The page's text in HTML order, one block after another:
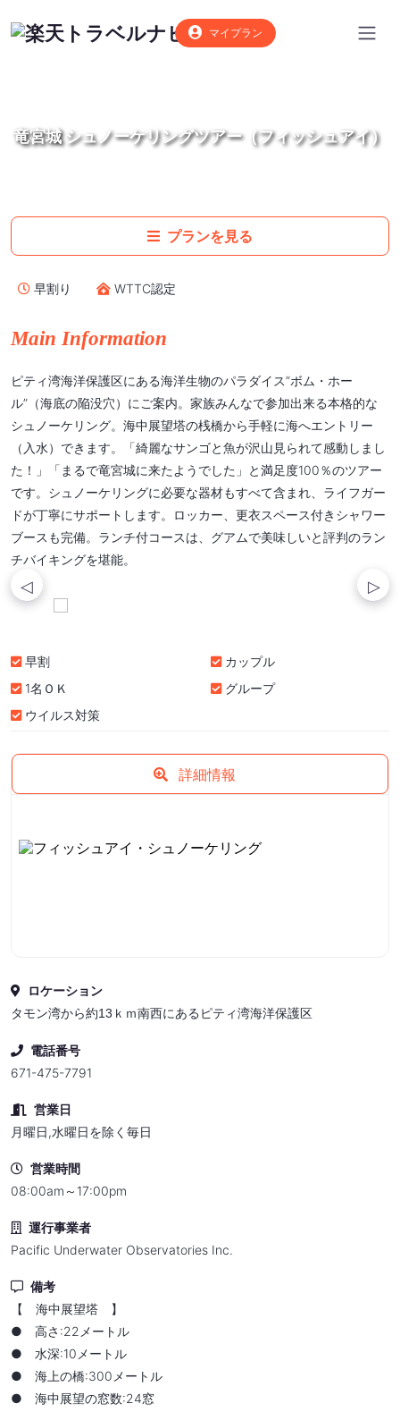
マイプラン
竜宮城 シュノーケリングツアー（フィッシュアイ）
プランを見る
早割り WTTC認定
Main Information
ピティ湾海洋保護区にある海洋生物のパラダイス”ボム・ホー
ル”（海底の陥没穴）にご案内。家族みんなで参加出来る本格的な
シュノーケリング。海中展望塔の桟橋から手軽に海へエントリー
（入水）できます。「綺麗なサンゴと魚が沢山見られて感動しまし
た！」「まるで竜宮城に来たようでした」と満足度100％のツアー
です。シュノーケリングに必要な器材もすべて含まれ、ライフガー
ドが丁寧にサポートします。ロッカー、更衣スペース付きシャワー
ブースも完備。ランチ付コースは、グアムで美味しいと評判のラン
チバイキングを堪能。
早割
カップル
1名ＯＫ
グループ
ウイルス対策
詳細情報
ロケーション
タモン湾から約13ｋｍ南西にあるピティ湾海洋保護区
電話番号
671-475-7791
営業日
月曜日,水曜日を除く毎日
営業時間
08:00am～17:00pm
運行事業者
Pacific Underwater Observatories Inc.
備考
【 海中展望塔 】
● 高さ:22メートル
● 水深:10メートル
● 海上の橋:300メートル
● 海中展望の窓数:24窓